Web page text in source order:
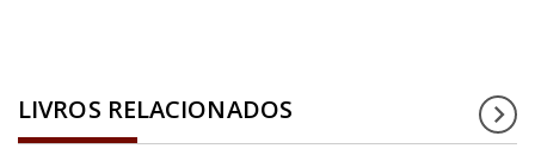
LIVROS RELACIONADOS